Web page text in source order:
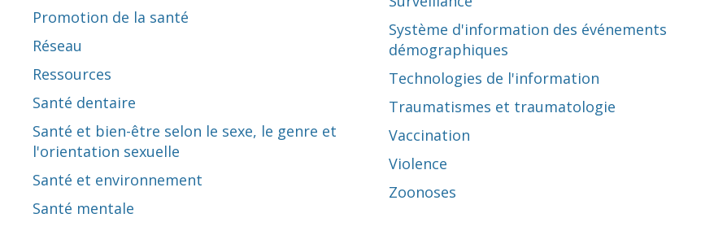
Promotion de la santé
Réseau
Ressources
Santé dentaire
Santé et bien-être selon le sexe, le genre et
l'orientation sexuelle
Santé et environnement
Santé mentale
Système d'information des événements
démographiques
Technologies de l'information
Traumatismes et traumatologie
Vaccination
Violence
Zoonoses